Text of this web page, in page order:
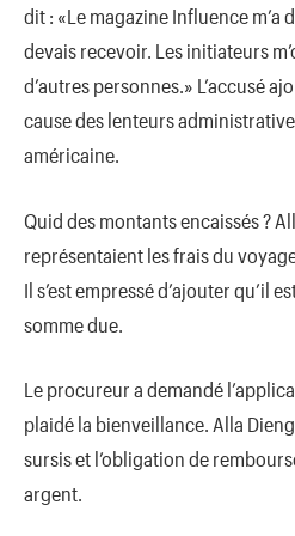
dit : «Le magazine Influence m’a
devais recevoir. Les initiateurs
d’autres personnes.» L’accusé
cause des lenteurs
américaine.
Quid des montants encaissés ?
représentaient les frais du
Il s’est empressé d’ajouter qu’il
somme due.
Le procureur a demandé
plaidé la bienveillance. Alla
sursis et l’obligation de
argent.